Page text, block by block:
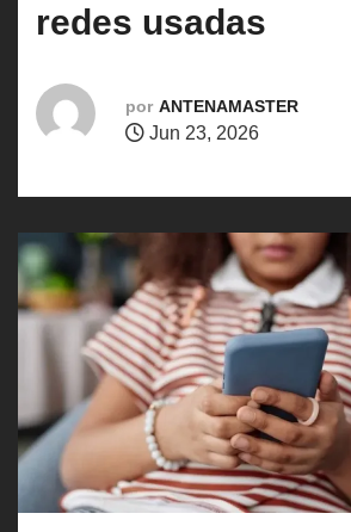
redes usadas
por ANTENAMASTER
Jun 23, 2026